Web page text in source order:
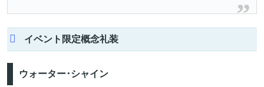
イベント限定概念礼装
ウォーター･シャイン